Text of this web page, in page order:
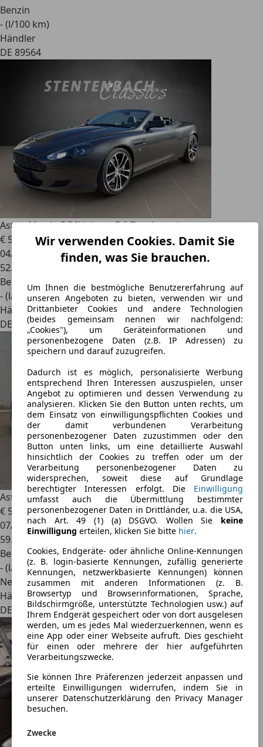
Wir verwenden Cookies. Damit Sie
finden, was Sie brauchen.
Um Ihnen die bestmögliche Benutzererfahrung auf
unseren Angeboten zu bieten, verwenden wir und
Drittanbieter Cookies und andere Technologien
(beides gemeinsam nennen wir nachfolgend:
„Cookies"), um Geräteinformationen und
personenbezogene Daten (z.B. IP Adressen) zu
speichern und darauf zuzugreifen.
Dadurch ist es möglich, personalisierte Werbung
entsprechend Ihren Interessen auszuspielen, unser
Angebot zu optimieren und dessen Verwendung zu
analysieren. Klicken Sie den Button unten rechts, um
dem Einsatz von einwilligungspflichten Cookies und
der damit verbundenen Verarbeitung
personenbezogener Daten zuzustimmen oder den
Button unten links, um eine detaillierte Auswahl
hinsichtlich der Cookies zu treffen oder um der
Verarbeitung personenbezogener Daten zu
widersprechen, soweit diese auf Grundlage
berechtigter Interessen erfolgt. Die Einwilligung
umfasst auch die Übermittlung bestimmter
personenbezogener Daten in Drittländer, u.a. die USA,
nach Art. 49 (1) (a) DSGVO. Wollen Sie keine
Einwilligung erteilen, klicken Sie bitte hier.
Cookies, Endgeräte- oder ähnliche Online-Kennungen
(z. B. login-basierte Kennungen, zufällig generierte
Kennungen, netzwerkbasierte Kennungen) können
zusammen mit anderen Informationen (z. B.
Browsertyp und Browserinformationen, Sprache,
Bildschirmgröße, unterstützte Technologien usw.) auf
Ihrem Endgerät gespeichert oder von dort ausgelesen
werden, um es jedes Mal wiederzuerkennen, wenn es
eine App oder einer Webseite aufruft. Dies geschieht
für einen oder mehrere der hier aufgeführten
Verarbeitungszwecke.
Sie können Ihre Präferenzen jederzeit anpassen und
erteilte Einwilligungen widerrufen, indem Sie in
unserer Datenschutzerklärung den Privacy Manager
besuchen.
Zwecke
Benzin
- (l/100 km)
Händler
DE 89564
Aston Martin DB9Volante 5.9 Touchtronic
€ 51.990
04/2006
52.990 km
Benzin
- (l/100 km)
Händler
DE 56276
Aston Martin DB9Coupe V12 6.0
€ 52.000
07/2008
59.600 km
Benzin
- (l/100 km)
Neu
Händler
DE 75173